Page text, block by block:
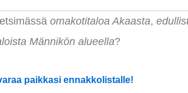
omakotitaloa Akaasta,
Männikön alueella?
paikkasi ennakkolistalle!